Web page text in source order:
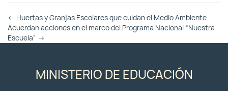
Otras
Entradas
← Huertas y Granjas Escolares que cuidan el Medio Ambiente
Acuerdan acciones en el marco del Programa Nacional “Nuestra
Escuela” →
MINISTERIO DE EDUCACIÓN